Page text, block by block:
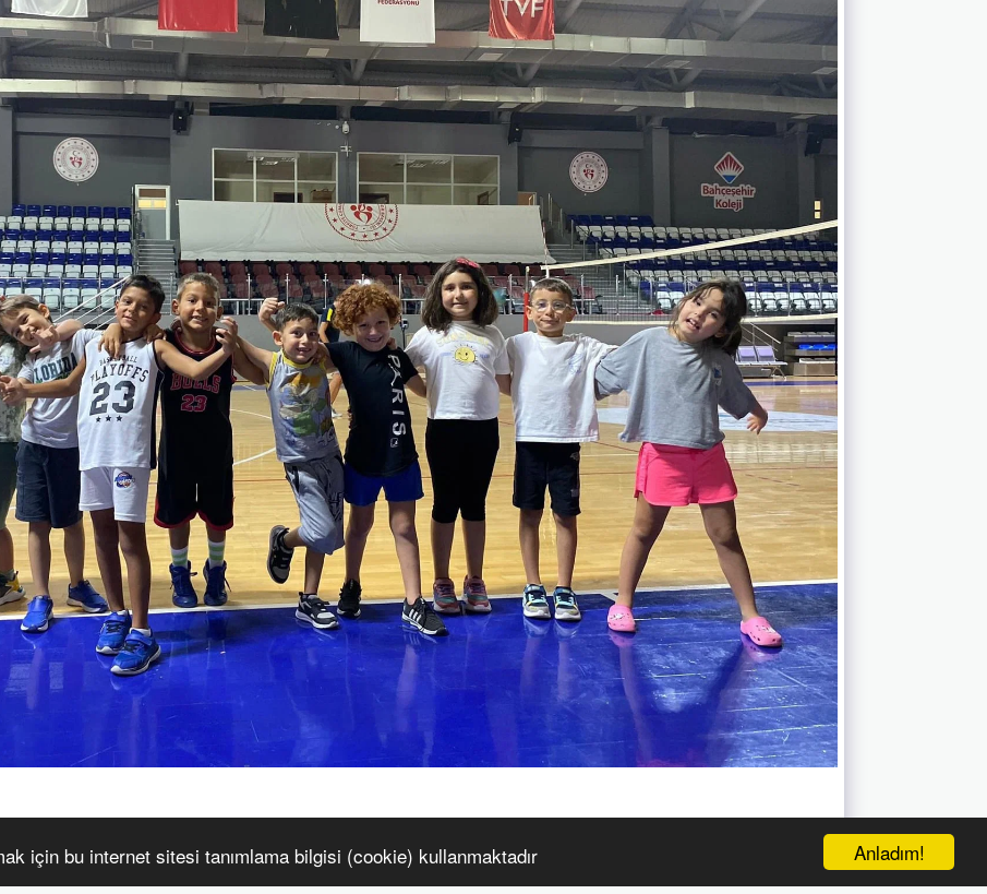
Anladım!
için bu internet sitesi tanımlama bilgisi (cookie) kullanmaktadır